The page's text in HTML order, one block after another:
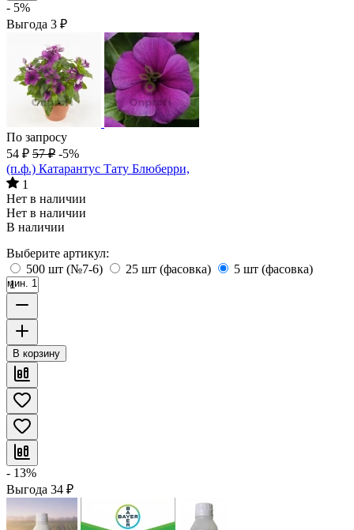
- 5%
Выгода 3 ₽
По запросу
54 ₽ 57 ₽ -5%
(п.ф.) Катарантус Тату Блюберри,
1
Нет в наличии
Нет в наличии
В наличии
Выберите артикул:
500 шт (№7-6)
25 шт (фасовка) 5 шт (фасовка)
мин. 1
В корзину
- 13%
Выгода 34 ₽